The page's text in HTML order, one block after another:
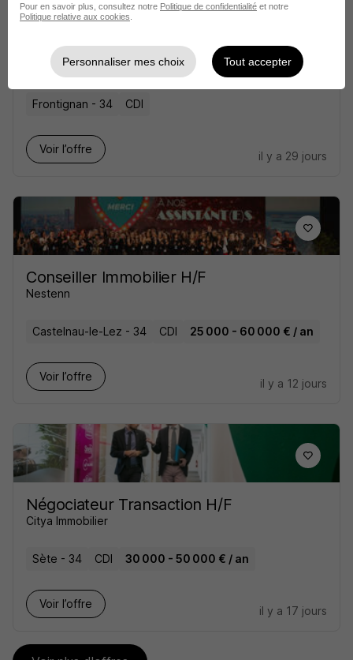
Conseiller Immobilier H/F
Century 21
Frontignan - 34 CDI
Voir l’offre
il y a 29 jours
Conseiller Immobilier H/F
Nestenn
Castelnau-le-Lez - 34 CDI 25 000 - 60 000 € / an
Voir l’offre
il y a 12 jours
Négociateur Transaction H/F
Citya Immobilier
Sète - 34 CDI 30 000 - 50 000 € / an
Voir l’offre
il y a 17 jours
Pour en savoir plus, consultez notre Politique de confidentialité et notre
Politique relative aux cookies
Personnaliser mes choix Tout accepter